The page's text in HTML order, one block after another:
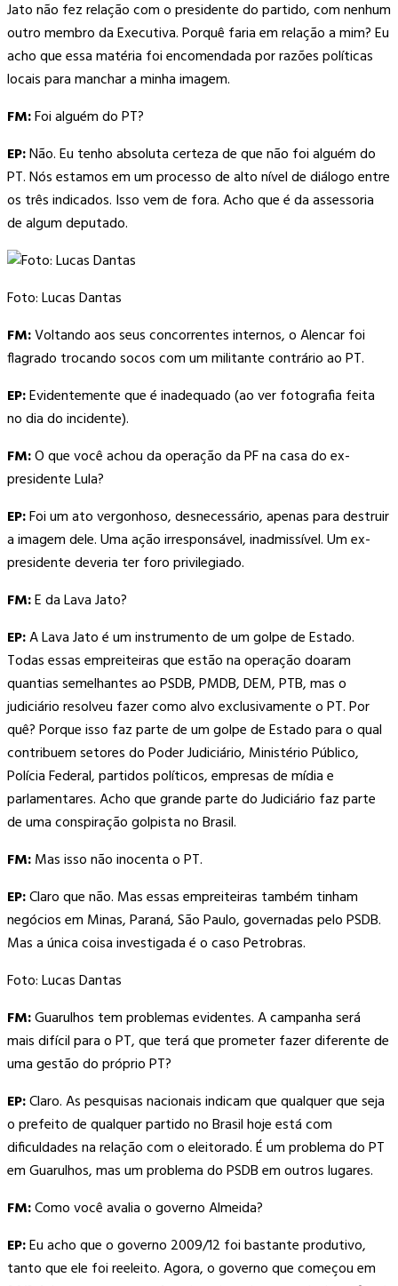
Jato não fez relação com o presidente do partido, com nenhum
outro membro da Executiva. Porquê faria em relação a mim? Eu
acho que essa matéria foi encomendada por razões políticas
locais para manchar a minha imagem.
FM:Foi alguém do PT?
EP:Não. Eu tenho absoluta certeza de que não foi alguém do
PT. Nós estamos em um processo de alto nível de diálogo entre
os três indicados. Isso vem de fora. Acho que é da assessoria
de algum deputado.
Foto: Lucas Dantas
FM:Voltando aos seus concorrentes internos, o Alencar foi
flagrado trocando socos com um militante contrário ao PT.
EP:Evidentemente que é inadequado (ao ver fotografia feita
no dia do incidente).
FM:O que você achou da operação da PF na casa do ex­
presidente Lula?
EP:Foi um ato vergonhoso, desnecessário, apenas para destruir
a imagem dele. Uma ação irresponsável, inadmissível. Um ex-
presidente deveria ter foro privilegiado.
FM:E da Lava Jato?
EP:A Lava Jato é um instrumento de um golpe de Estado.
Todas essas empreiteiras que estão na operação doaram
quantias semelhantes ao PSDB, PMDB, DEM, PTB, mas o
judiciário resolveu fazer como alvo exclusivamente o PT. Por
quê? Porque isso faz parte de um golpe de Estado para o qual
contribuem setores do Poder Judiciário, Ministério Público,
Polícia Federal, partidos políticos, empresas de mídia e
parlamentares. Acho que grande parte do Judiciário faz parte
de uma conspiração golpista no Brasil.
FM:Mas isso não inocenta o PT.
EP:Claro que não. Mas essas empreiteiras também tinham
negócios em Minas, Paraná, São Paulo, governadas pelo PSDB.
Mas a única coisa investigada é o caso Petrobras.
Foto: Lucas Dantas
FM:Guarulhos tem problemas evidentes. A campanha será
mais difícil para o PT, que terá que prometer fazer diferente de
uma gestão do próprio PT?
EP:Claro. As pesquisas nacionais indicam que qualquer que seja
o prefeito de qualquer partido no Brasil hoje está com
dificuldades na relação com o eleitorado. É um problema do PT
em Guarulhos, mas um problema do PSDB em outros lugares.
FM:Como você avalia o governo Almeida?
EP:Eu acho que o governo 2009/12 foi bastante produtivo,
tanto que ele foi reeleito. Agora, o governo que começou em